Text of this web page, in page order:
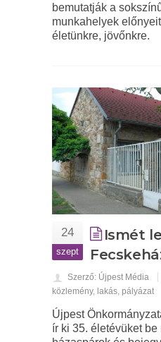
bemutatják a
munkahelyek
életünkre, jövőnkre.
24
szept
Ismét
Szerző: Újpest Média
közlemény, lakás pályázat
Újpest
ír ki 35. életévüket be